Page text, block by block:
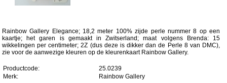
Rainbow Gallery Elegance; 18,2 meter 100% zijde perle nummer 8 op een
kaartje; het garen is gemaakt in Zwitserland; maat volgens Brenda: 15
wikkelingen per centimeter; 2Z (dus deze is dikker dan de Perle 8 van DMC),
zie voor de aanwezige kleuren op de kleurenkaart Rainbow Gallery.
Productcode:
25.0239
Merk:
Rainbow Gallery